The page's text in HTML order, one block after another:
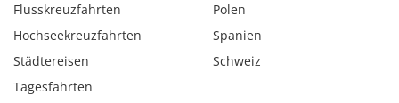
Flusskreuzfahrten
Hochseekreuzfahrten
Städtereisen
Tagesfahrten
Polen
Spanien
Schweiz